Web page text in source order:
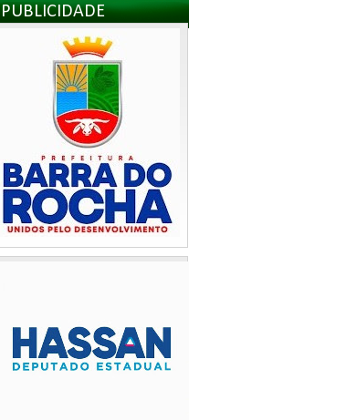
PUBLICIDADE